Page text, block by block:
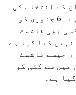
کے انتخاب کی
فرد جرم کی نوعیت انتہائی محدود ہے۔ 6 جنوری کو
بھی فاشسٹ
کیا گیا ہے
جیسے فاشسٹ
میں سے کئی کو
ہے۔